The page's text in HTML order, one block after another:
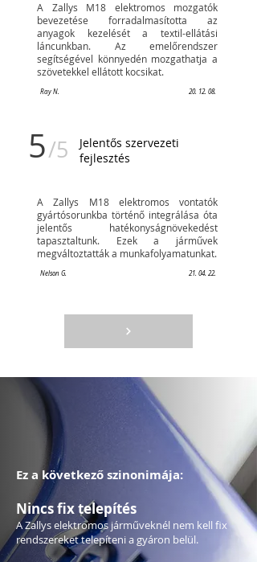
A Zallys M18 elektromos mozgatók
bevezetése forradalmasította az
anyagok kezelését a textil-ellátási
láncunkban. Az emelőrendszer
segítségével könnyedén mozgathatja a
szövetekkel ellátott kocsikat.
Ray N. 20. 12. 08.
Jelentős szervezeti
fejlesztés
/5
5
A Zallys M18 elektromos vontatók
gyártósorunkba történő integrálása óta
jelentős hatékonyságnövekedést
tapasztaltunk. Ezek a járművek
megváltoztatták a munkafolyamatunkat.
Nelson G. 21. 04. 22.
Ez a következő szinonimája:
Nincs fix telepítés
A Zallys elektromos járműveknél nem kell fix
rendszereket telepíteni a gyáron belül.